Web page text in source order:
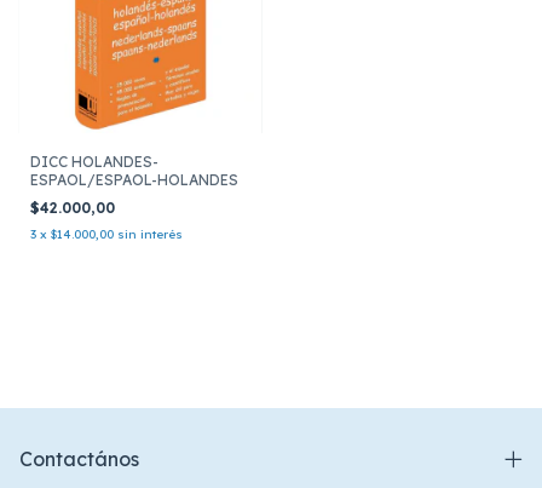
DICC HOLANDES-
ESPAOL/ESPAOL-HOLANDES
$42.000,00
3 x $14.000,00 sin interés
Contactános